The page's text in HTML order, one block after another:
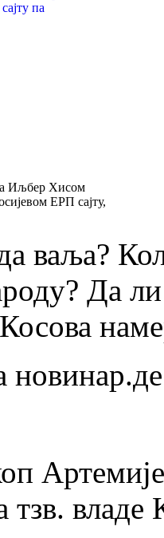
Иљбер Хисом
ЕРП сајту,
ваља?
Да
тзв. владе